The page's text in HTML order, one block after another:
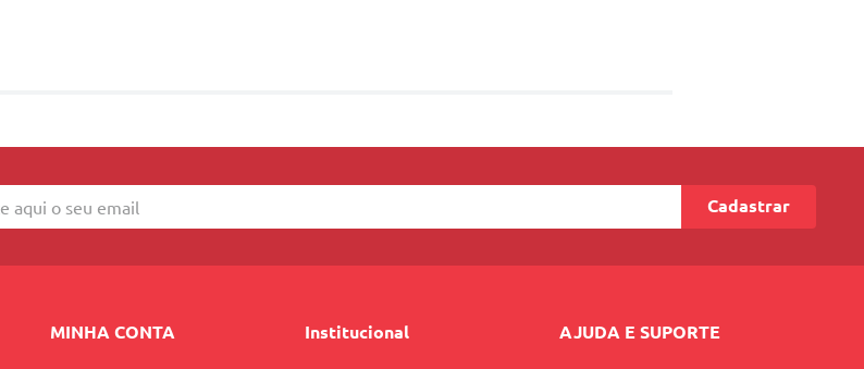
Cadastrar
MINHA CONTA Institucional AJUDA E SUPORTE